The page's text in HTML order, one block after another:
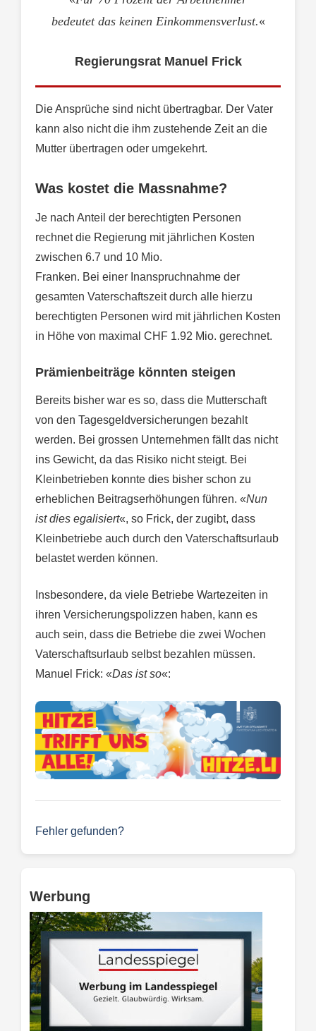
bedeutet das keinen Einkommensverlust.«
Regierungsrat Manuel Frick
Die Ansprüche sind nicht übertragbar. Der Vater
kann also nicht die ihm zustehende Zeit an die
Mutter übertragen oder umgekehrt.
Was kostet die Massnahme?
Je nach Anteil der berechtigten Personen
rechnet die Regierung mit jährlichen Kosten
zwischen 6.7 und 10 Mio.
Franken. Bei einer Inanspruchnahme der
gesamten Vaterschaftszeit durch alle hierzu
berechtigten Personen wird mit jährlichen Kosten
in Höhe von maximal CHF 1.92 Mio. gerechnet.
Prämienbeiträge könnten steigen
Bereits bisher war es so, dass die Mutterschaft
von den Tagesgeldversicherungen bezahlt
werden. Bei grossen Unternehmen fällt das nicht
ins Gewicht, da das Risiko nicht steigt. Bei
Kleinbetrieben konnte dies bisher schon zu
erheblichen Beitragserhöhungen führen. «Nun
ist dies egalisiert«, so Frick, der zugibt, dass
Kleinbetriebe auch durch den Vaterschaftsurlaub
belastet werden können.
Insbesondere, da viele Betriebe Wartezeiten in
ihren Versicherungspolizzen haben, kann es
auch sein, dass die Betriebe die zwei Wochen
Vaterschaftsurlaub selbst bezahlen müssen.
Manuel Frick: «Das ist so«:
Fehler gefunden?
Werbung